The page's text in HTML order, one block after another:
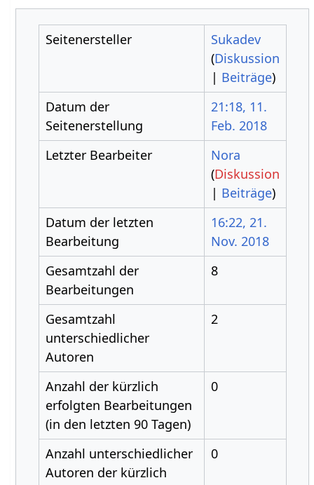
Seitenersteller
Sukadev
(Diskussion
| Beiträge)
Datum der
Seitenerstellung
21:18, 11.
Feb. 2018
Letzter Bearbeiter
Nora
(Diskussion
| Beiträge)
Datum der letzten
Bearbeitung
16:22, 21.
Nov. 2018
Gesamtzahl der
Bearbeitungen
8
Gesamtzahl
unterschiedlicher
Autoren
2
Anzahl der kürzlich
erfolgten Bearbeitungen
(in den letzten 90 Tagen)
0
Anzahl unterschiedlicher
Autoren der kürzlich
0